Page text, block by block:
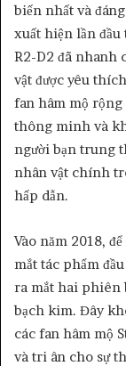
biến nhất và
xuất hiện lần
R2-D2 đã nhanh
vật được yêu
fan hâm mộ
thông minh và
người bạn trung
nhân vật chính
hấp dẫn.
Vào năm 2018,
mắt tác phẩm
ra mắt hai phiên
bạch kim. Đây
các fan hâm mộ
và tri ân cho sự